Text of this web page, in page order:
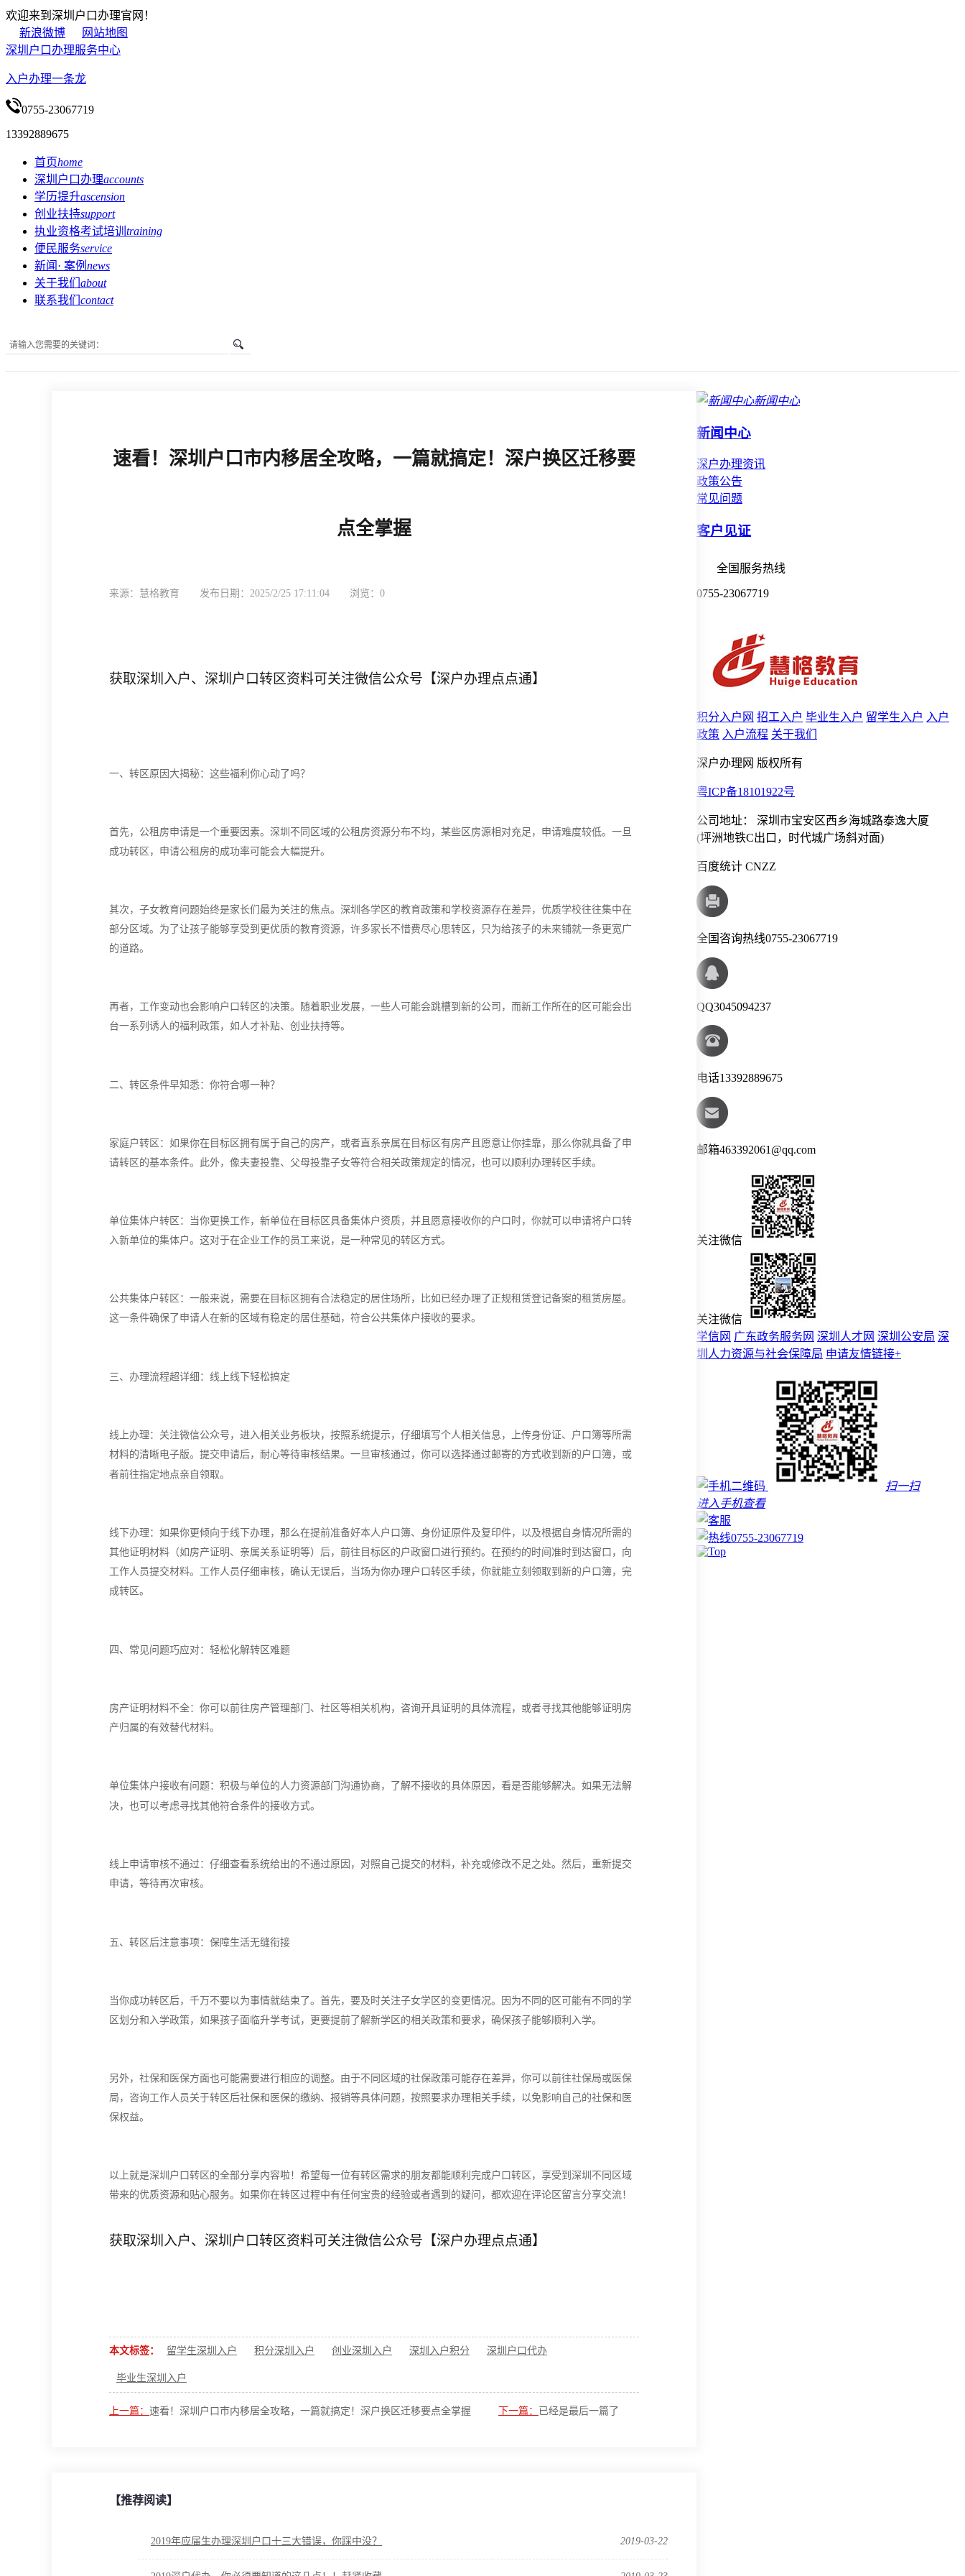
欢迎来到深圳户口办理官网！
新浪微博
网站地图
深圳户口办理服务中心
入户办理一条龙
0755-23067719
13392889675
首页home
深圳户口办理accounts
学历提升ascension
创业扶持support
执业资格考试培训 training
便民服务service
新闻· 案例 news
关于我们 about
联系我们 contact
速看！深圳户口市内移居全攻略，一篇就搞定！深户换区迁移要点全掌握
速看！深圳户口市内移居全攻略，一篇就搞定！深户换区迁移要
点全掌握
来源：慧格教育 发布日期：2025/2/25 17:11:04 浏览：0
获取深圳入户、深圳户口转区资料可关注微信公众号【深户办理点点通】
一、转区原因大揭秘：这些福利你心动了吗？
首先，公租房申请是一个重要因素。深圳不同区域的公租房资源分布不均，某些区房源相对充足，申请难度较低。一旦
成功转区，申请公租房的成功率可能会大幅提升。
其次，子女教育问题始终是家长们最为关注的焦点。深圳各学区的教育政策和学校资源存在差异，优质学校往往集中在
部分区域。为了让孩子能够享受到更优质的教育资源，许多家长不惜费尽心思转区，只为给孩子的未来铺就一条更宽广
的道路。
再者，工作变动也会影响户口转区的决策。随着职业发展，一些人可能会跳槽到新的公司，而新工作所在的区可能会出
台一系列诱人的福利政策，如人才补贴、创业扶持等。
二、 转区条件早知悉：你符合哪一种？
家庭户转区：如果你在目标区拥有属于自己的房产，或者直系亲属在目标区有房产且愿意让你挂靠，那么你就具备了申
请转区的基本条件。此外，像夫妻投靠、父母投靠子女等符合相关政策规定的情况，也可以顺利办理转区手续。
单位集体户转区：当你更换工作，新单位在目标区具备集体户资质，并且愿意接收你的户口时，你就可以申请将户口转
入新单位的集体户。这对于在企业工作的员工来说，是一种常见的转区方式。
公共集体户转区：一般来说，需要在目标区拥有合法稳定的居住场所，比如已经办理了正规租赁登记备案的租赁房屋。
这一条件确保了申请人在新的区域有稳定的居住基础，符合公共集体户接收的要求。
三、 办理流程超详细：线上线下轻松搞定
线上办理：关注微信公众号，进入相关业务板块，按照系统提示，仔细填写个人相关信息，上传身份证、户口簿等所需
材料的清晰电子版。提交申请后，耐心等待审核结果。一旦审核通过，你可以选择通过邮寄的方式收到新的户口簿，或
者前往指定地点亲自领取。
线下办理：如果你更倾向于线下办理，那么在提前准备好本人户口簿、身份证原件及复印件，以及根据自身情况所需的
其他证明材料（如房产证明、亲属关系证明等）后，前往目标区的户政窗口进行预约。在预约的时间准时到达窗口，向
工作人员提交材料。工作人员仔细审核，确认无误后，当场为你办理户口转区手续，你就能立刻领取到新的户口簿，完
成转区。
四、 常见问题巧应对：轻松化解转区难题
房产证明材料不全：你可以前往房产管理部门、社区等相关机构，咨询开具证明的具体流程，或者寻找其他能够证明房
产归属的有效替代材料。
单位集体户接收有问题：积极与单位的人力资源部门沟通协商，了解不接收的具体原因，看是否能够解决。如果无法解
决，也可以考虑寻找其他符合条件的接收方式。
线上申请审核不通过：仔细查看系统给出的不通过原因，对照自己提交的材料，补充或修改不足之处。然后，重新提交
申请，等待再次审核。
五、 转区后注意事项：保障生活无缝衔接
当你成功转区后，千万不要以为事情就结束了。首先，要及时关注子女学区的变更情况。因为不同的区可能有不同的学
区划分和入学政策，如果孩子面临升学考试，更要提前了解新学区的相关政策和要求，确保孩子能够顺利入学。
另外，社保和医保方面也可能需要进行相应的调整。由于不同区域的社保政策可能存在差异，你可以前往社保局或医保
局，咨询工作人员关于转区后社保和医保的缴纳、报销等具体问题，按照要求办理相关手续，以免影响自己的社保和医
保权益。
以上就是深圳户口转区的全部分享内容啦！希望每一位有转区需求的朋友都能顺利完成户口转区，享受到深圳不同区域
带来的优质资源和贴心服务。如果你在转区过程中有任何宝贵的经验或者遇到的疑问，都欢迎在评论区留言分享交流！
获取深圳入户、深圳户口转区资料可关注微信公众号【深户办理点点通】
本文标签： 留学生深圳入户 积分深圳入户 创业深圳入户 深圳入户积分 深圳户口代办
毕业生深圳入户
上一篇： 速看！深圳户口市内移居全攻略，一篇就搞定！深户换区迁移要点全掌握 下一篇： 已经是最后一篇了
【推荐阅读】
2019-03-22
2019年应届生办理深圳户口十三大错误，你踩中没？
新闻中心
新闻中心
深户办理资讯
政策公告
常见问题
客户见证
全国服务热线
0755-23067719
积分入户网 招工入户 毕业生入户 留学生入户 入户
政策 入户流程 关于我们
深户办理网 版权所有
粤ICP备18101922号
公司地址： 深圳市宝安区西乡海城路泰逸大厦
(坪洲地铁C出口，时代城广场斜对面)
百度统计 CNZZ
全国咨询热线0755-23067719
QQ3045094237
电话13392889675
邮箱463392061@qq.com
关注微信
关注微信
学信网 广东政务服务网 深圳人才网 深圳公安局 深
圳人力资源与社会保障局 申请友情链接+
扫一扫
进入手机查看
0755-23067719